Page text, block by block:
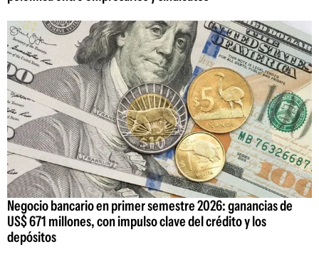
Negocio bancario en primer semestre 2026: ganancias de
US$ 671 millones, con impulso clave del crédito y los
depósitos